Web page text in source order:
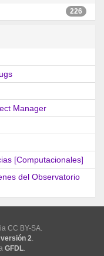
226
Manager
[Computacionales]
del Observatorio
CC BY-SA.
versión 2.
GFDL.